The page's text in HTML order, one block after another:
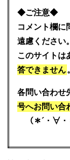
◆ご注意◆
コメント欄に
遠慮ください。
このサイトは
答できません
各問い合わせ
号へお問い合
（＊´・∀・